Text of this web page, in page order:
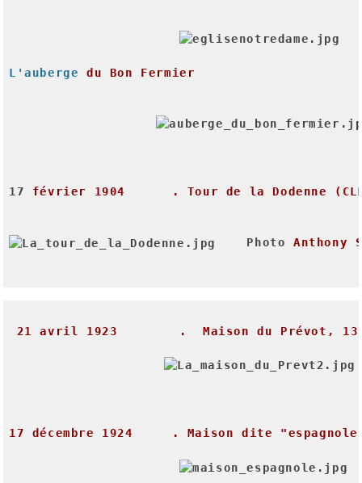
L'auberge du Bon Fermier
17 février 1904      . Tour de la Dodenne
Photo Anthony
21 avril 1923 . Maison du Prévot, 13
17 décembre 1924 . Maison dite